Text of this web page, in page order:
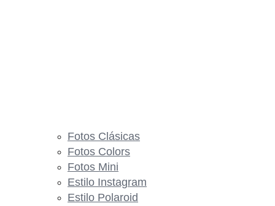
Fotos Clásicas
Fotos Colors
Fotos Mini
Estilo Instagram
Estilo Polaroid